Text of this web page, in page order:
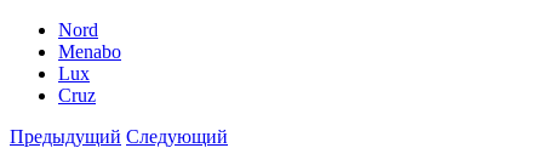
Nord
Menabo
Lux
Cruz
Предыдущий Следующий